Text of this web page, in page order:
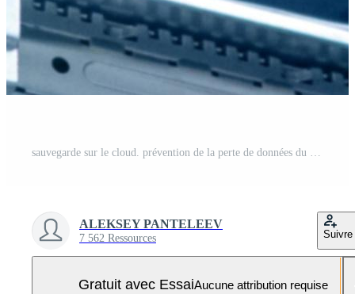
sauvegarde sur le cloud. prévention de la perte de données du serveur. la cyber-sécurité. Photo Pro
ALEKSEY PANTELEEV
7 562 Ressources Suivre
Gratuit avec EssaiAucune attribution requise